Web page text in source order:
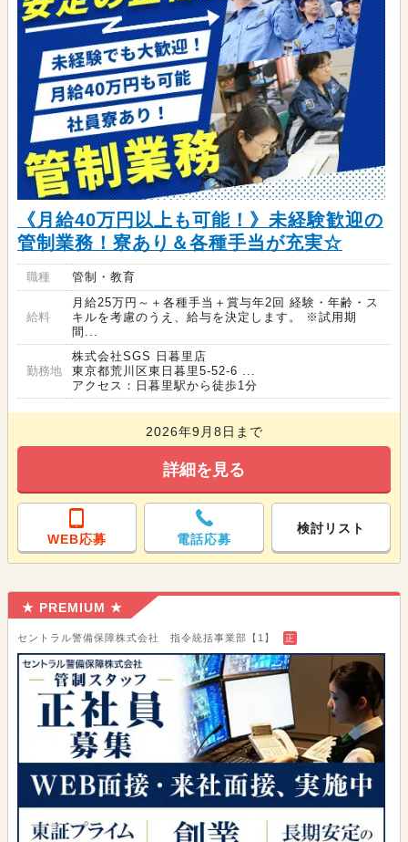
《月給40万円以上も可能！》未経験歓迎の
管制業務！寮あり＆各種手当が充実☆
職種 管制・教育
給料
月給25万円～＋各種手当＋賞与年2回 経験・年齢・ス
キルを考慮のうえ、給与を決定します。 ※試用期
間...
勤務地
株式会社SGS 日暮里店
東京都荒川区東日暮里5-52-6 ...
アクセス：日暮里駅から徒歩1分
2026年9月8日まで
詳細を見る
WEB応募 電話応募
検討リスト
★ PREMIUM ★
セントラル警備保障株式会社 指令統括事業部【1】 正